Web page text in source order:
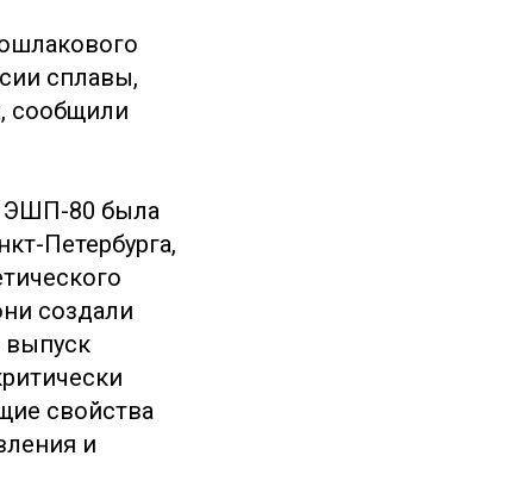
сплавы,
сообщили
ЭШП-80 была
Петербурга,
создали
выпуск
свойства
и